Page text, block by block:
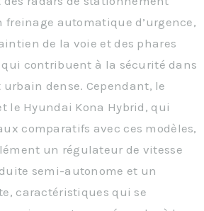
freinage automatique d’urgence,
de la voie et des phares
qui contribuent à la sécurité dans
dense. Cependant, le
le Hyundai Kona Hybrid, qui
comparatifs avec ces modèles,
un régulateur de vitesse
semi-autonome et un
caractéristiques qui se